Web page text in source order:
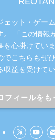
ェット・ゲー
。 「この情報
を心掛けてい
でこちらもぜ
収益を受けてい
フィールをも